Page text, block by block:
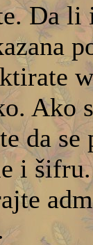
Da li
Ako
da
i